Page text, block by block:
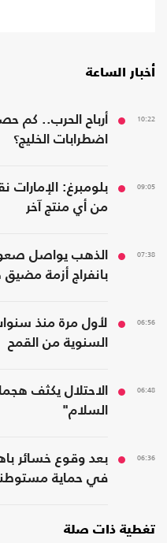
أخبار الساعة
10:22
أرباح الحرب.. كم
اضطرابات الخليج؟
09:05
بلومبرغ: الإمارات
من أي منتج آخر
07:38
الذهب يواصل
بانفراج أزمة مضيق
06:56
لأول مرة منذ
السنوية من القمح
06:48
الاحتلال يكثف
السلام"
06:36
في حماية
تغطية ذات صلة